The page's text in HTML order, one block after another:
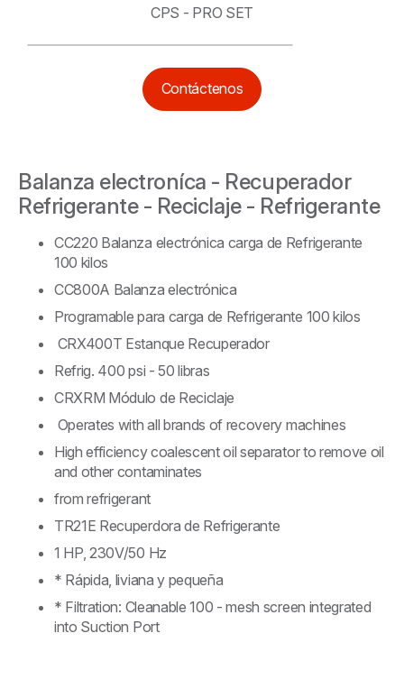
CPS - PRO SET
Contáctenos
Balanza electroníca - Recuperador
Refrigerante - Reciclaje - Refrigerante
CC220 Balanza electrónica carga de Refrigerante
100 kilos
CC800A Balanza electrónica
Programable para carga de Refrigerante 100 kilos
CRX400T Estanque Recuperador
Refrig. 400 psi - 50 libras
CRXRM Módulo de Reciclaje
Operates with all brands of recovery machines
High efficiency coalescent oil separator to remove oil
and other contaminates
from refrigerant
TR21E Recuperdora de Refrigerante
1 HP, 230V/50 Hz
* Rápida, liviana y pequeña
* Filtration: Cleanable 100 - mesh screen integrated
into Suction Port